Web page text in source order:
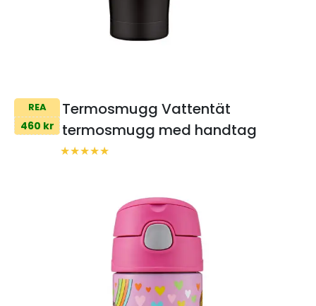
REA
460 kr
Termosmugg Vattentät
termosmugg med handtag